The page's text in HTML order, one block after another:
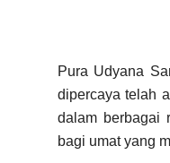
Pura Udyana
dipercaya telah
dalam berbagai
bagi umat yang